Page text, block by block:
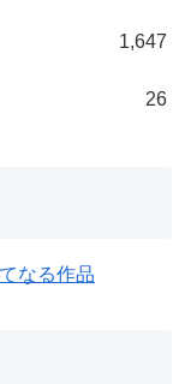
1,647
26
なる作品